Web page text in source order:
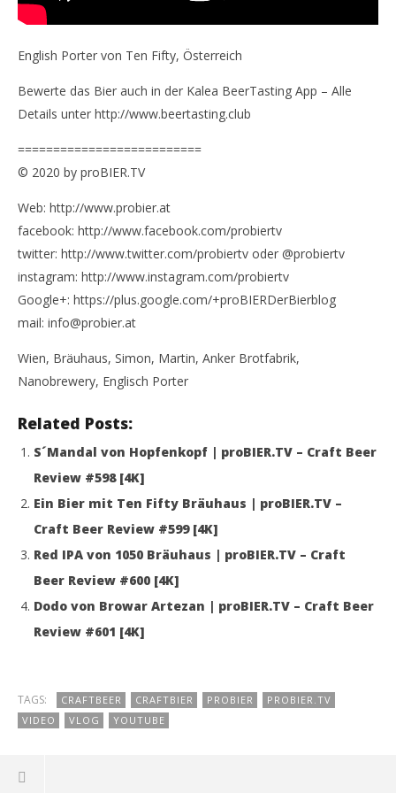
English Porter von Ten Fifty, Österreich
Bewerte das Bier auch in der Kalea BeerTasting App – Alle
Details unter http://www.beertasting.club
==========================
© 2020 by proBIER.TV
Web: http://www.probier.at
facebook: http://www.facebook.com/probiertv
twitter: http://www.twitter.com/probiertv oder @probiertv
instagram: http://www.instagram.com/probiertv
Google+: https://plus.google.com/+proBIERDerBierblog
mail: info@probier.at
Wien, Bräuhaus, Simon, Martin, Anker Brotfabrik,
Nanobrewery, Englisch Porter
Related Posts:
S´Mandal von Hopfenkopf | proBIER.TV – Craft Beer
Review #598 [4K]
Ein Bier mit Ten Fifty Bräuhaus | proBIER.TV –
Craft Beer Review #599 [4K]
Red IPA von 1050 Bräuhaus | proBIER.TV – Craft
Beer Review #600 [4K]
Dodo von Browar Artezan | proBIER.TV – Craft Beer
Review #601 [4K]
TAGS: CRAFTBEER CRAFTBIER PROBIER
PROBIER.TV
VIDEO
VLOG YOUTUBE